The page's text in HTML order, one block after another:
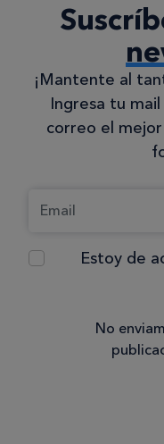
¡Mantente al
Ingresa tu
correo el
Estoy de
No